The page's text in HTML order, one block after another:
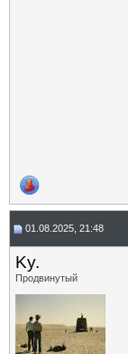
01.08.2025, 21:48
Ky.
Продвинутый